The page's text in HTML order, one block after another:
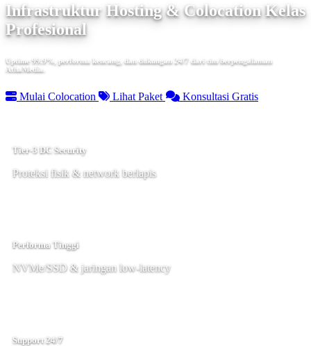
Infrastruktur Hosting & Colocation Kelas
Profesional
Uptime 99.9%, performa kencang, dan dukungan 24/7 dari tim berpengalaman
AthaMedia.
Mulai Colocation Lihat Paket Konsultasi Gratis
Tier-3 DC Security
Proteksi fisik & network berlapis
Performa Tinggi
NVMe/SSD & jaringan low-latency
Support 24/7